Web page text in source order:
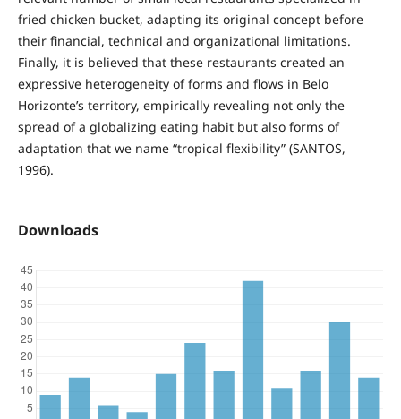
fried chicken bucket, adapting its original concept before
their financial, technical and organizational limitations.
Finally, it is believed that these restaurants created an
expressive heterogeneity of forms and flows in Belo
Horizonte’s territory, empirically revealing not only the
spread of a globalizing eating habit but also forms of
adaptation that we name “tropical flexibility” (SANTOS,
1996).
Downloads